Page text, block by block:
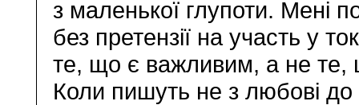
з маленької глупоти. Мені
без претензії на участь у
те, що є важливим, а не те,
Коли пишуть не з любові